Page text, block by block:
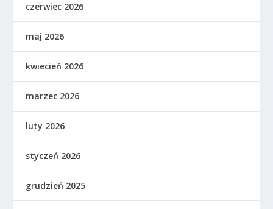
czerwiec 2026
maj 2026
kwiecień 2026
marzec 2026
luty 2026
styczeń 2026
grudzień 2025